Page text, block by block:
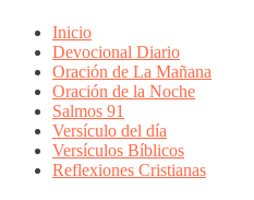
Inicio
Devocional Diario
Oración de La Mañana
Oración de la Noche
Salmos 91
Versículo del día
Versículos Bíblicos
Reflexiones Cristianas